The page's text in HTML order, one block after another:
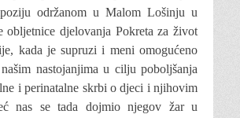
održanom u Malom Lošinju u
obljetnice djelovanja Pokreta za život
kada je supruzi i meni omogućeno
nastojanjima u cilju poboljšanja
i perinatalne skrbi o djeci i njihovim
nas se tada dojmio njegov žar u